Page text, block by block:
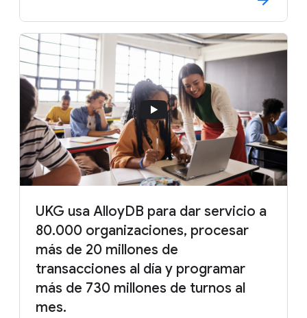
UKG usa AlloyDB para dar servicio a
80.000 organizaciones, procesar
más de 20 millones de
transacciones al día y programar
más de 730 millones de turnos al
mes.